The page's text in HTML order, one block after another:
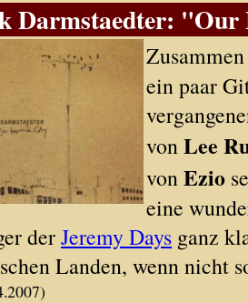
Darmstaedter: "Our
ein paar
vonLee
vonEzio
eine
derJeremy Days ganz
Landen, wenn nicht